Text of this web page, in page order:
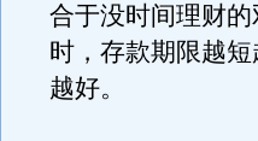
合于没时间理财
时，存款期限越
越好。